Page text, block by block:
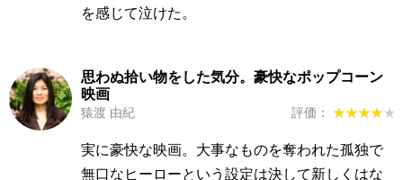
を感じて泣けた。
思わぬ拾い物をした気分。豪快なポップコーン
映画
猿渡 由紀 評価： ★★★★★
★★★★★
実に豪快な映画。大事なものを奪われた孤独で
無口なヒーローという設定は決して新しくはな